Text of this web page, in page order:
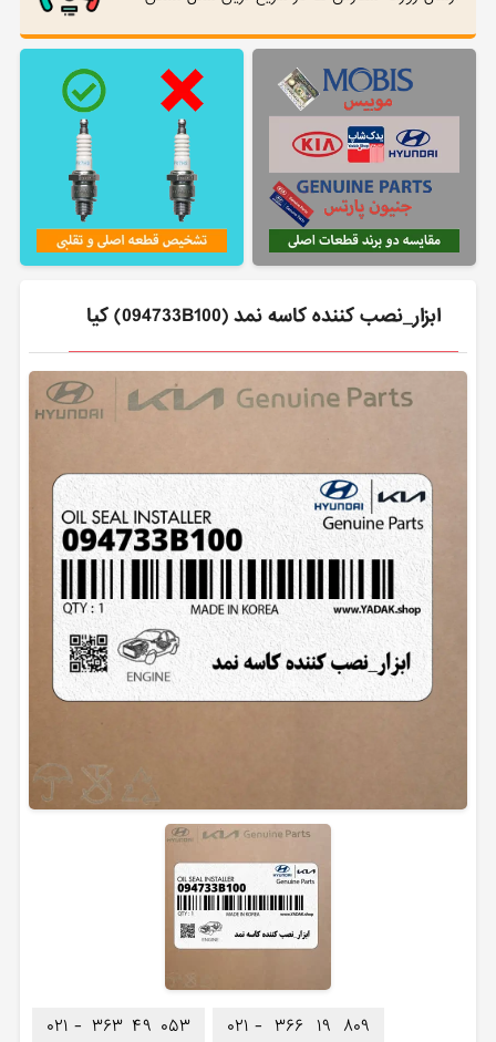
ابزار_نصب كننده كاسه نمد (094733B100) کیا
۰۲۱ - ۳۶۶ ۱۹ ۸۰۹
۰۲۱ - ۳۶۳ ۴۹ ۰۵۳